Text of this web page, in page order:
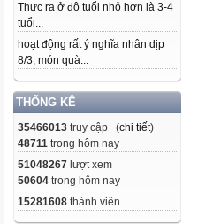
Thực ra ở độ tuổi nhỏ hơn là 3-4
tuổi...
hoạt động rất ý nghĩa nhân dịp
8/3, món quà...
THỐNG KÊ
35466013 truy cập (chi tiết)
48711 trong hôm nay
51048267 lượt xem
50604 trong hôm nay
15281608 thành viên